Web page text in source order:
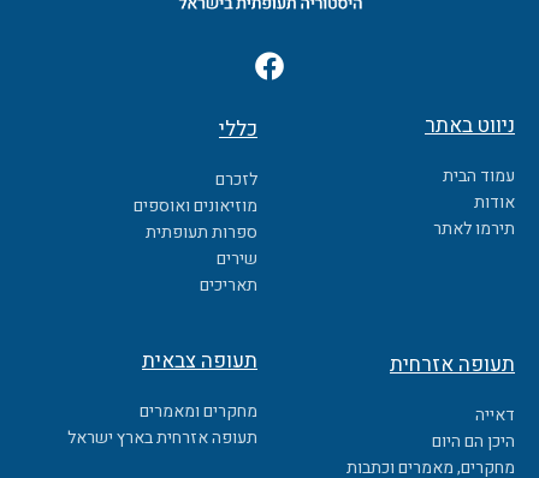
F
a
e
b
o
o
k
ניווט באתר
עמוד הבית
אודות
תירמו לאתר
כללי
לזכרם
מוזיאונים ואוספים
ספרות תעופתית
שירים
תאריכים
תעופה אזרחית
דאייה
היכן הם היום
מחקרים, מאמרים וכתבות
תעופה צבאית
מחקרים ומאמרים
תעופה אזרחית בארץ ישראל